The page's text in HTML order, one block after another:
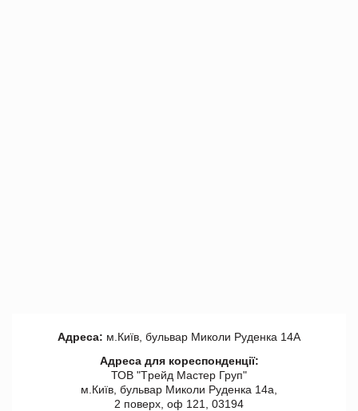
Адреса: м.Київ, бульвар Миколи Руденка 14А
Адреса для кореспонденції:
ТОВ "Tрейд Мастер Груп"
м.Київ, бульвар Миколи Руденка 14а,
2 поверх, оф 121, 03194